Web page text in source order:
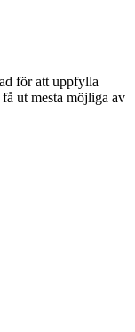
för att uppfylla
ut mesta möjliga av